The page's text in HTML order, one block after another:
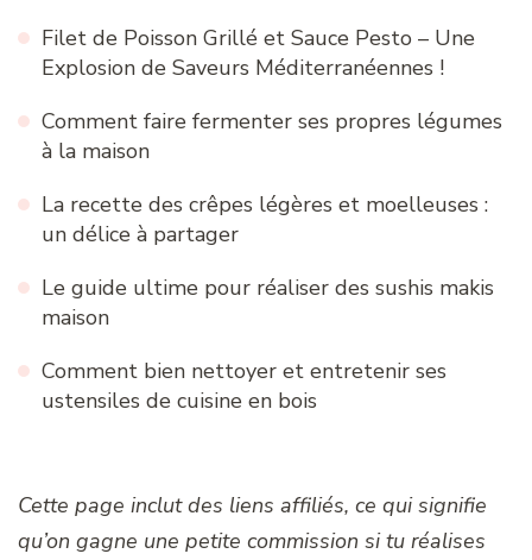
Filet de Poisson Grillé et Sauce Pesto – Une
Explosion de Saveurs Méditerranéennes !
Comment faire fermenter ses propres légumes
à la maison
La recette des crêpes légères et moelleuses :
un délice à partager
Le guide ultime pour réaliser des sushis makis
maison
Comment bien nettoyer et entretenir ses
ustensiles de cuisine en bois
Cette page inclut des liens affiliés, ce qui signifie
qu’on gagne une petite commission si tu réalises